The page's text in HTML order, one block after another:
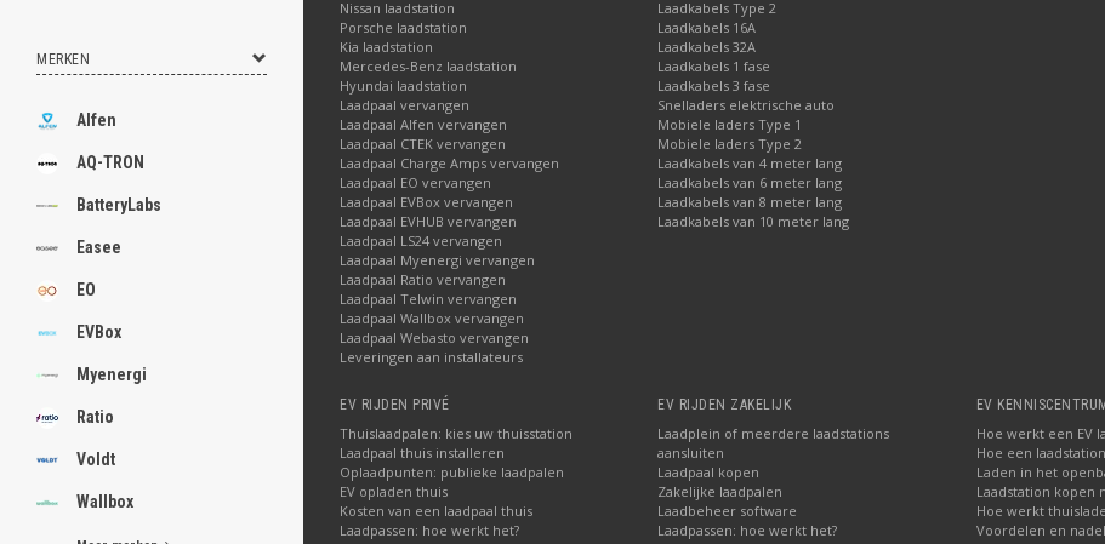
MERKEN
Alfen
AQ-TRON
BatteryLabs
Easee
EO
EVBox
Myenergi
Ratio
Voldt
Wallbox
Nissan laadstation
Porsche laadstation
Kia laadstation
Mercedes-Benz laadstation
Hyundai laadstation
Laadpaal vervangen
Laadpaal Alfen vervangen
Laadpaal CTEK vervangen
Laadpaal Charge Amps vervangen
Laadpaal EO vervangen
Laadpaal EVBox vervangen
Laadpaal EVHUB vervangen
Laadpaal LS24 vervangen
Laadpaal Myenergi vervangen
Laadpaal Ratio vervangen
Laadpaal Telwin vervangen
Laadpaal Wallbox vervangen
Laadpaal Webasto vervangen
Leveringen aan installateurs
Laadkabels Type 2
Laadkabels 16A
Laadkabels 32A
Laadkabels 1 fase
Laadkabels 3 fase
Snelladers elektrische auto
Mobiele laders Type 1
Mobiele laders Type 2
Laadkabels van 4 meter lang
Laadkabels van 6 meter lang
Laadkabels van 8 meter lang
Laadkabels van 10 meter lang
EV RIJDEN PRIVÉ
Thuislaadpalen: kies uw thuisstation
Laadpaal thuis installeren
Oplaadpunten: publieke laadpalen
EV opladen thuis
Kosten van een laadpaal thuis
Laadpassen: hoe werkt het?
EV RIJDEN ZAKELIJK
Laadplein of meerdere laadstations
aansluiten
Laadpaal kopen
Zakelijke laadpalen
Laadbeheer software
Laadpassen: hoe werkt het?
EV
Hoe werkt een EV
Hoe een
Laden in het
Laadstation kopen
Hoe werkt
Voordelen en